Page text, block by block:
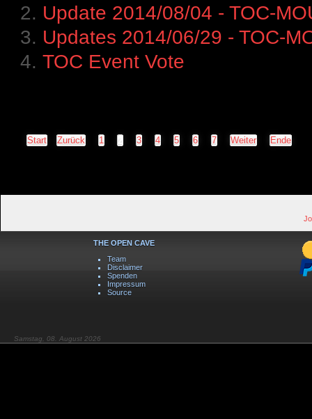
Update 2014/08/04 - TOC-
Updates 2014/06/29 - TOC-
TOC Event Vote
Start Zurück 1 3 4 5 6 7 Weiter Ende
THE OPEN CAVE
Team
Disclaimer
Spenden
Impressum
Source
Samstag, 08. August 2026